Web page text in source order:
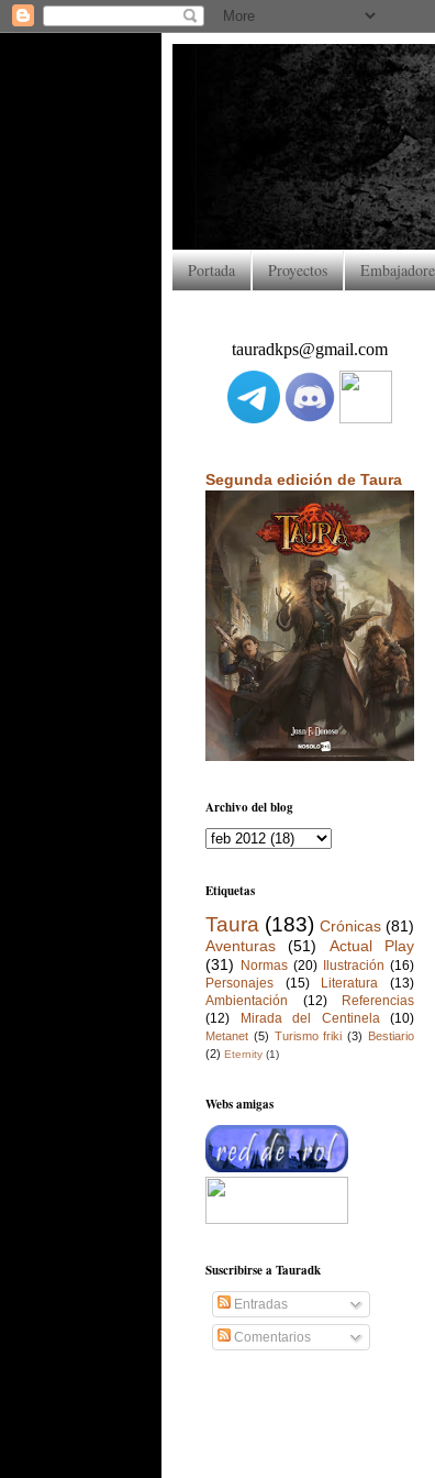
Portada Proyectos
tauradkps@gmail.com
Segunda edición de Taura
Archivo del blog
Etiquetas
Taura (183) Crónicas (81)
Aventuras
(51)
Actual Play
(31) Normas (20) Ilustración (16)
Personajes
(15) Literatura
(13)
Ambientación
(12)
Referencias
(12)
Mirada del Centinela (10)
Metanet (5) Turismo friki (3) Bestiario
(2) Eternity (1)
Webs amigas
Suscribirse a Tauradk
Entradas
Comentarios